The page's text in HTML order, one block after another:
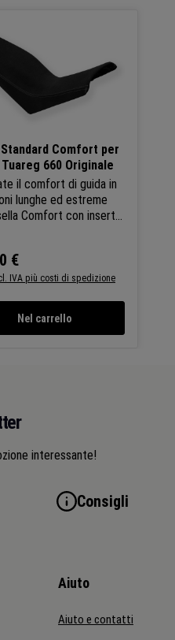
Comfort per
660 Originale
il comfort di guida in
lunghe ed estreme
Comfort con inserto
per regolare
della sella (+/- 2 cm),
comfort per le lunghe
€
IVA più costi di spedizione
Nel carrello
interessante!
Consigli
Aiuto
Aiuto e contatti